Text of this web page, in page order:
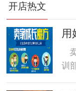
转化率
数据魔方 好
开店热文
用
训